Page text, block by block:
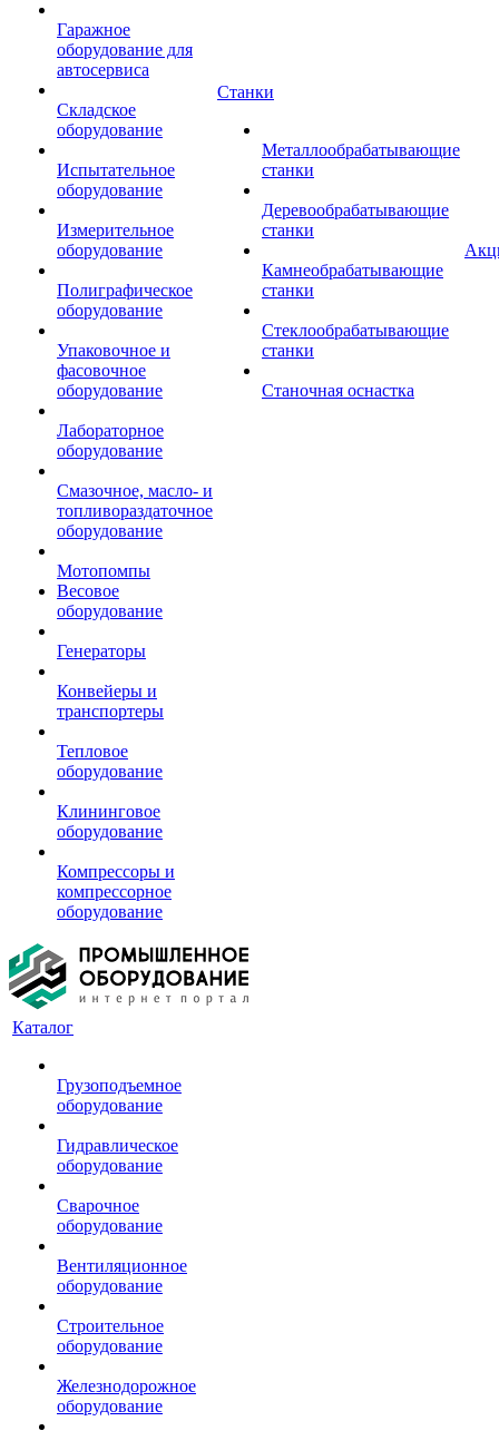
Гаражное
оборудование для
автосервиса
Складское
оборудование
Испытательное
оборудование
Измерительное
оборудование
Полиграфическое
оборудование
Упаковочное и
фасовочное
оборудование
Лабораторное
оборудование
Смазочное, масло- и
топливораздаточное
оборудование
Мотопомпы
Весовое
оборудование
Генераторы
Конвейеры и
транспортеры
Тепловое
оборудование
Клининговое
оборудование
Компрессоры и
компрессорное
оборудование
Станки
Металлообрабатывающие
станки
Деревообрабатывающие
станки
Камнеобрабатывающие
станки
Стеклообрабатывающие
станки
Станочная оснастка
Каталог
Грузоподъемное
оборудование
Гидравлическое
оборудование
Сварочное
оборудование
Вентиляционное
оборудование
Строительное
оборудование
Железнодорожное
оборудование